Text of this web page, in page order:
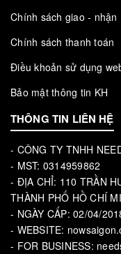
Chính sách giao - nhận
Chính sách thanh toán
Điều khoản sử dụng
Bảo mật thông tin KH
THÔNG TIN LIÊN HỆ
- CÔNG TY TNHH
- MST: 0314959862
- ĐỊA CHỈ: 110 TRẦN
THÀNH PHỐ HỒ CHÍ
- NGÀY CẤP: 02/04/
- WEBSITE:
- FOR BUSINESS: